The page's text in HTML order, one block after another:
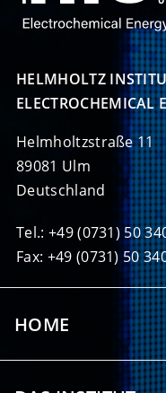
HELMHOLTZ
ELECTROCHEMICAL
Helmholtzstraße 11
89081 Ulm
Deutschland
Tel.: +49 (0731) 50
Fax: +49 (0731) 50
HOME